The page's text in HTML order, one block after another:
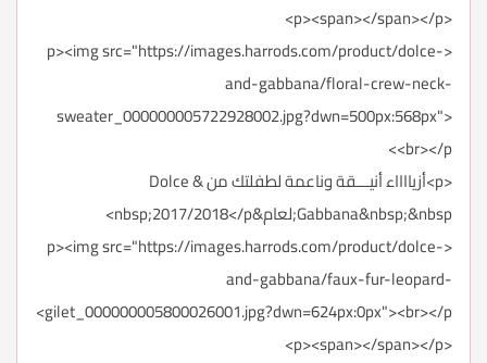
<p><span></span></p>
<p><img src="https://images.harrods.com/product/dolce-
and-gabbana/floral-crew-neck-
sweater_000000005722928002.jpg?dwn=500px:568px">
<br></p>
<p>أزيااااء أنيـــقة وناعمة لطفلتك من Dolce &
Gabbana&nbsp;&nbsp;لعام&nbsp;2017/2018</p>
<p><img src="https://images.harrods.com/product/dolce-
and-gabbana/faux-fur-leopard-
gilet_000000005800026001.jpg?dwn=624px:0px"><br></p>
<p><span></span></p>